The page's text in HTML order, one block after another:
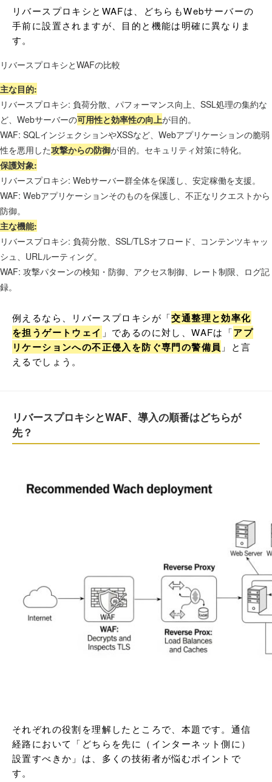
リバースプロキシとWAFは、どちらもWebサーバーの
手前に設置されますが、目的と機能は明確に異なりま
す。
リバースプロキシとWAFの比較
主な目的:
リバースプロキシ: 負荷分散、パフォーマンス向上、SSL処理の集約な
ど、Webサーバーの可用性と効率性の向上が目的。
WAF: SQLインジェクションやXSSなど、Webアプリケーションの脆弱
性を悪用した攻撃からの防御が目的。セキュリティ対策に特化。
保護対象:
リバースプロキシ: Webサーバー群全体を保護し、安定稼働を支援。
WAF: Webアプリケーションそのものを保護し、不正なリクエストから
防御。
主な機能:
リバースプロキシ: 負荷分散、SSL/TLSオフロード、コンテンツキャッ
シュ、URLルーティング。
WAF: 攻撃パターンの検知・防御、アクセス制御、レート制限、ログ記
録。
例えるなら、リバースプロキシが「交通整理と効率化
を担うゲートウェイ 」であるのに対し、WAFは「アプ
リケーションへの不正侵入を防ぐ専門の警備員 」と言
えるでしょう。
リバースプロキシとWAF、導入の順番はどちらが
先？
それぞれの役割を理解したところで、本題です。通信
経路において「どちらを先に（インターネット側に）
設置すべきか」は、多くの技術者が悩むポイントで
す。